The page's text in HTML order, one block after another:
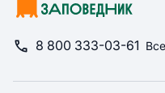
8 800 333-03-61